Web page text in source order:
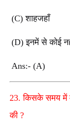
(C)शाहजहाँ
(D)इनमें से कोई
Ans:- (A)
23.किसके समय में
की ?